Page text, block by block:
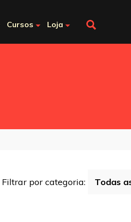
Cursos Loja
Filtrar por categoria: